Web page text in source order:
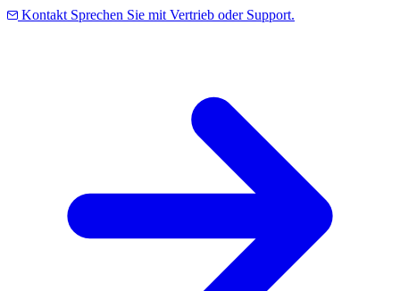
Kontakt Sprechen Sie mit Vertrieb oder Support.